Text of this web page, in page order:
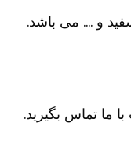
و …. می باشد.
تماس بگیرید.